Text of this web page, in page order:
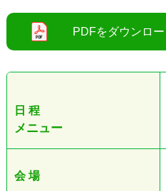
日 程
メニュー
会 場